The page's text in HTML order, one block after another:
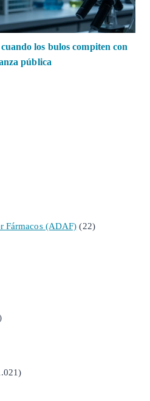
los bulos compiten con
pública
Fármacos (ADAF) (22)